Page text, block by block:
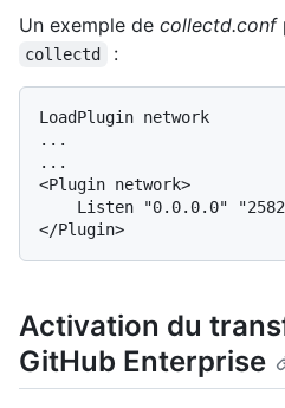
Un exemple de collectd.conf
collectd :
LoadPlugin network
...
...
<Plugin network>
Activation du
GitHub Enterprise